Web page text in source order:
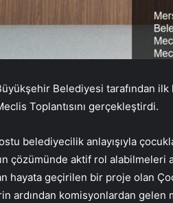
Belediyesi tarafından ilk
Toplantısını gerçekleştirdi.
belediyecilik anlayışıyla
çözümünde aktif rol alabilmeleri
hayata geçirilen bir proje olan
ardından komisyonlardan